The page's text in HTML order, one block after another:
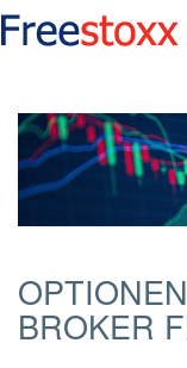
BROKER